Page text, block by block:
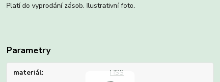
Platí do vyprodání zásob. Ilustrativní foto.
Parametry
materiál HSS